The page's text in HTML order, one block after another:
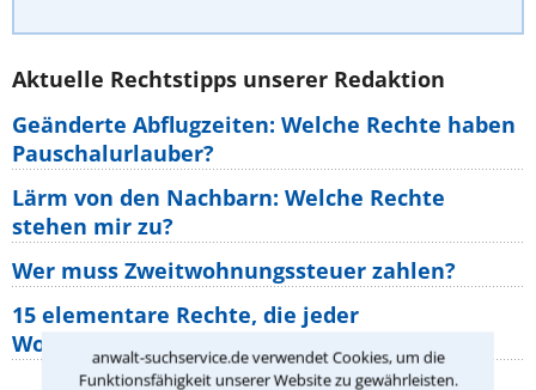
anwalt-suchservice.de verwendet Cookies, um die
Funktionsfähigkeit unserer Website zu gewährleisten.
Aktuelle Rechtstipps unserer Redaktion
Geänderte Abflugzeiten: Welche Rechte haben
Pauschalurlauber?
Lärm von den Nachbarn: Welche Rechte
stehen mir zu?
Wer muss Zweitwohnungssteuer zahlen?
15 elementare Rechte, die jeder
Wohnungseigentümer kennen sollte